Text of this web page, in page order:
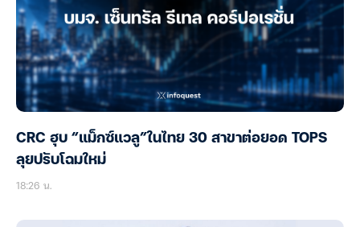
CRC ฮุบ “แม็กซ์แวลู”ในไทย 30 สาขาต่อยอด TOPS
ลุยปรับโฉมใหม่
18:26 น.